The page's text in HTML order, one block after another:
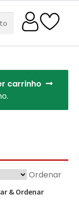
carrinho
Ordenar
& Ordenar